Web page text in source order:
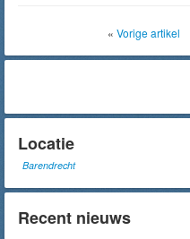
« Vorige artikel
Locatie
Barendrecht
Recent nieuws